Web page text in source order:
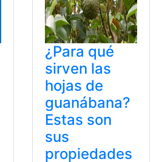
¿Para qué
sirven las
hojas de
guanábana?
Estas son
sus
propiedades